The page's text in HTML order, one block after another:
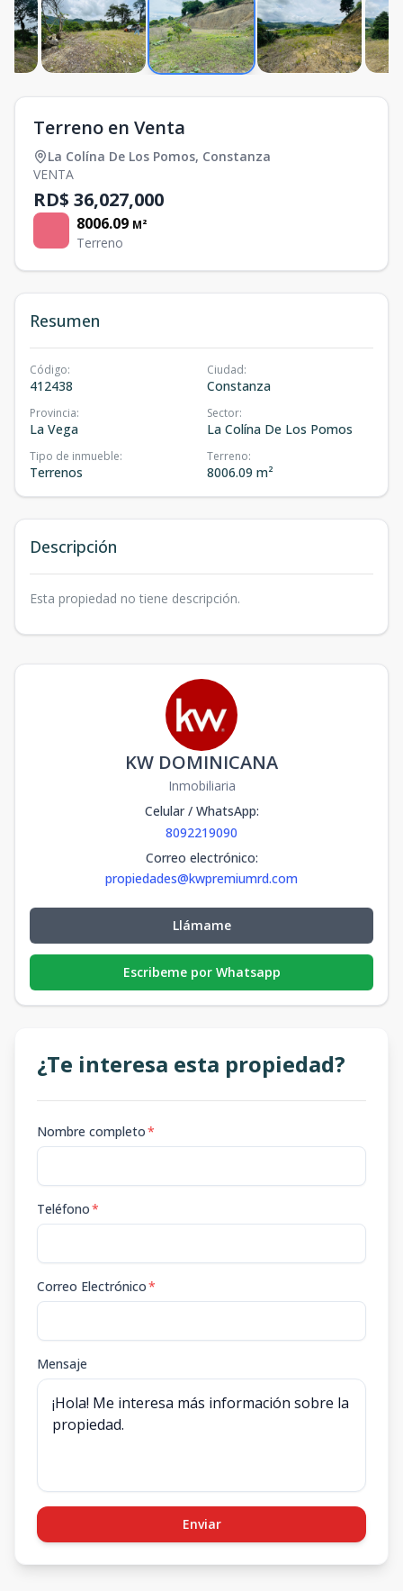
Terreno en Venta
La Colína De Los Pomos, Constanza
VENTA
RD$ 36,027,000
8006.09 M²
Terreno
Resumen
Código:
412438
Ciudad:
Constanza
Provincia:
La Vega
Sector:
La Colína De Los Pomos
Tipo de inmueble:
Terrenos
Terreno:
8006.09 m²
Descripción
Esta propiedad no tiene descripción.
KW DOMINICANA
Inmobiliaria
Celular / WhatsApp:
8092219090
Correo electrónico:
propiedades@kwpremiumrd.com
Llámame
Escribeme por Whatsapp
¿Te interesa esta propiedad?
Nombre completo*
Teléfono*
Correo Electrónico*
Mensaje
Enviar